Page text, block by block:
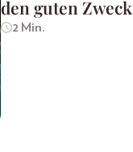
den guten Zweck
2 Min.